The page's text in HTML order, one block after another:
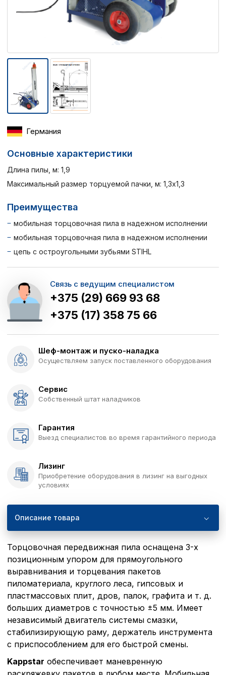
Германия
Основные характеристики
Длина пилы, м: 1,9
Максимальный размер торцуемой пачки, м: 1,3х1,3
Преимущества
мобильная торцовочная пила в надежном исполнении
мобильная торцовочная пила в надежном исполнении
цепь с остроугольными зубьями STIHL
Связь с ведущим специалистом
+375 (29) 669 93 68
+375 (17) 358 75 66
Шеф-монтаж и пуско-наладка
Осуществляем запуск поставленного оборудования
Сервис
Собственный штат наладчиков
Гарантия
Выезд специалистов во время гарантийного периода
Лизинг
Приобретение оборудования в лизинг на выгодных
условиях
Описание товара
Торцовочная передвижная пила оснащена 3-х
позиционным упором для прямоугольного
выравнивания и торцевания пакетов
пиломатериала, круглого леса, гипсовых и
пластмассовых плит, дров, палок, графита и т. д.
больших диаметров с точностью ±5 мм. Имеет
независимый двигатель системы смазки,
стабилизирующую раму, держатель инструмента
с приспособлением для его быстрой смены.
Kappstar обеспечивает маневренную